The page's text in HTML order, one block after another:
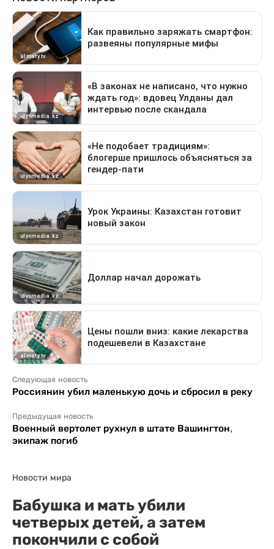
Следующая новость
Россиянин убил маленькую дочь и сбросил в реку
Предыдущая новость
Военный вертолет рухнул в штате Вашингтон,
экипаж погиб
Новости мира
Бабушка и мать убили
четверых детей, а затем
покончили с собой